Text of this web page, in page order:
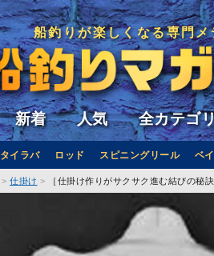
船釣りが楽しくなる専門メ
新着 人気 全カテゴ
タイラバ ロッド スピニングリール ベ
仕掛け ［仕掛け作りがサクサク進む結びの